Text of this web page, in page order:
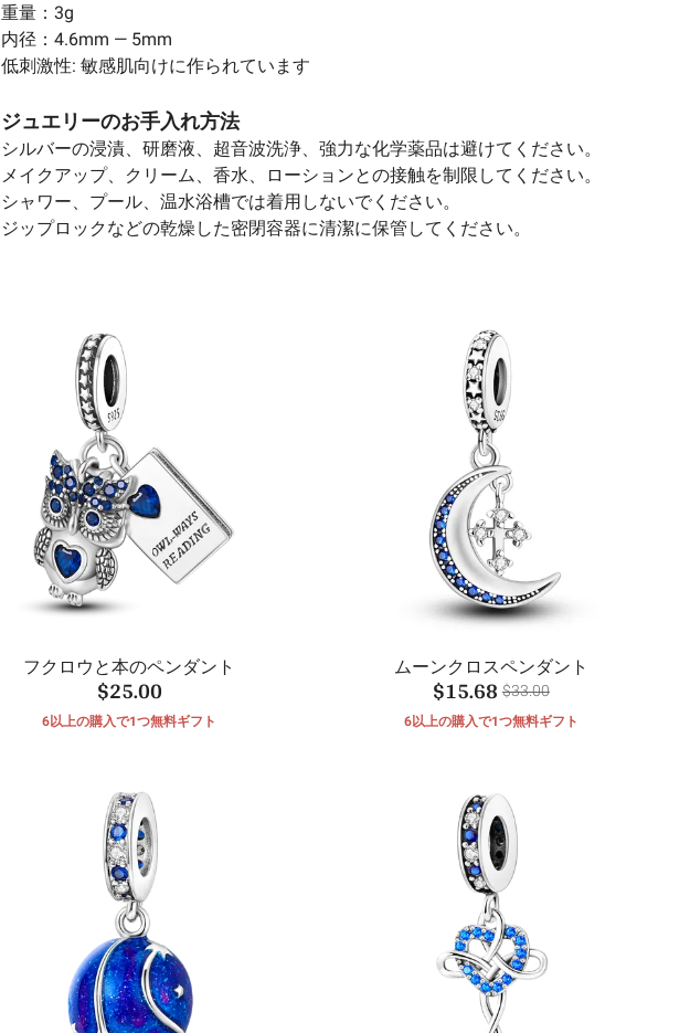
重量：3g
内径：4.6mm — 5mm
低刺激性: 敏感肌向けに作られています
ジュエリーのお手入れ方法
シルバーの浸漬、研磨液、超音波洗浄、強力な化学薬品は避けてください。
メイクアップ、クリーム、香水、ローションとの接触を制限してください。
シャワー、プール、温水浴槽では着用しないでください。
ジップロックなどの乾燥した密閉容器に清潔に保管してください。
フクロウと本のペンダント
$25.00
6以上の購入で1つ無料ギフト
ムーンクロスペンダント
$15.68 $33.00
6以上の購入で1つ無料ギフト